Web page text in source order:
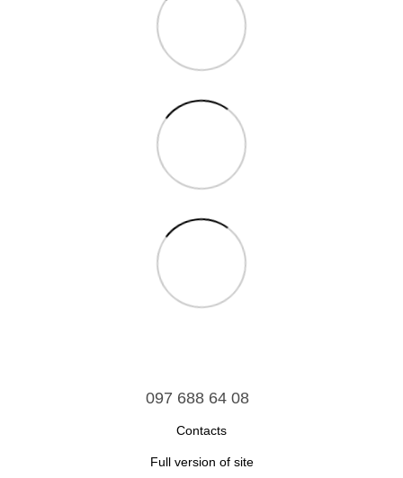
097 688 64 08
Contacts
Full version of site